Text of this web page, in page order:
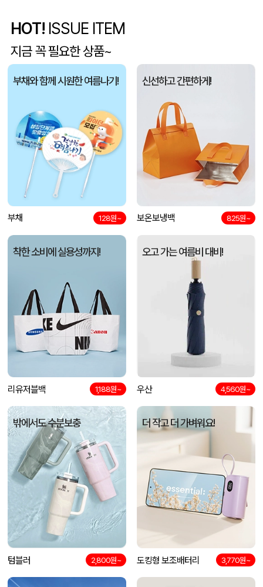
유OO
이OO 사각니들펜(0.7) 08-07
전OO [26년 추석]CJ 스마트초이스 L호
김OO 접이식 장바구니 포켓가방 3종 1P 08-07
담OO 08-07
노OO 08-07
노OO 원형 팬시 (2컬러) 부채 (150∅~190∅) 08-07
HOT! ISSUE ITEM
지금 꼭 필요한 상품~
부채와 함께 시원한 여름나기!
부채 128원~
신선하고 간편하게!
보온보냉백 825원~
착한 소비에 실용성까지!
리유저블백 1,188원~
오고 가는 여름비 대비!
우산 4,560원~
밖에서도 수분보충
텀블러 2,800원~
더 작고 더 가벼워요!
도킹형 보조배터리 3,770원~